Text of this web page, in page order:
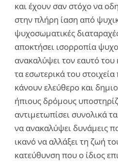
και έχουν σαν στόχο να
στην πλήρη ίαση από
ψυχοσωματικές
αποκτήσει ισορροπία
ανακαλύψει τον εαυτό του
τα εσωτερικά του
κάνουν ελεύθερο και
ήπιους δρόμους
αντιμετωπίσει συνολικά
να ανακαλύψει δυνάμεις
ικανό να αλλάξει τη ζωή
κατεύθυνση που ο ίδιος